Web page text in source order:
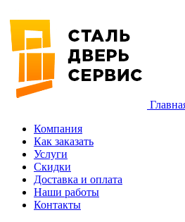
Компания
Как заказать
Услуги
Скидки
Доставка и оплата
Наши работы
Контакты